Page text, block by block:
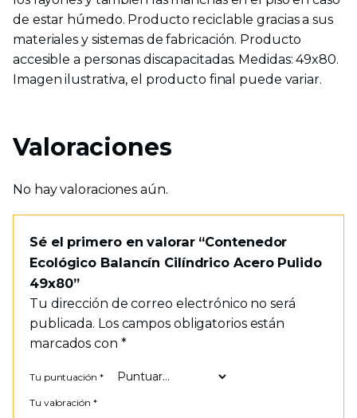
de estar húmedo. Producto reciclable gracias a sus
materiales y sistemas de fabricación. Producto
accesible a personas discapacitadas. Medidas: 49x80.
Imagen ilustrativa, el producto final puede variar.
Valoraciones
No hay valoraciones aún.
Sé el primero en valorar “Contenedor
Ecológico Balancín Cilíndrico Acero Pulido
49x80”
Tu dirección de correo electrónico no será
publicada. Los campos obligatorios están
marcados con *
Tu puntuación *
Tu valoración *